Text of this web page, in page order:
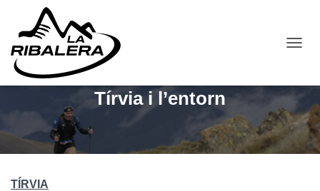
A
Tírvia i l’entorn
TÍRVIA